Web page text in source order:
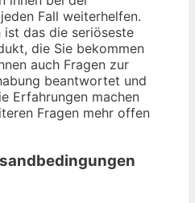
Fall weiterhelfen.
ist das die seriöseste
die Sie bekommen
auch Fragen zur
beantwortet und
Erfahrungen machen
Fragen mehr offen